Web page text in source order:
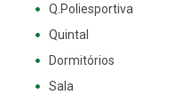
Q.Poliesportiva
Quintal
Dormitórios
Sala